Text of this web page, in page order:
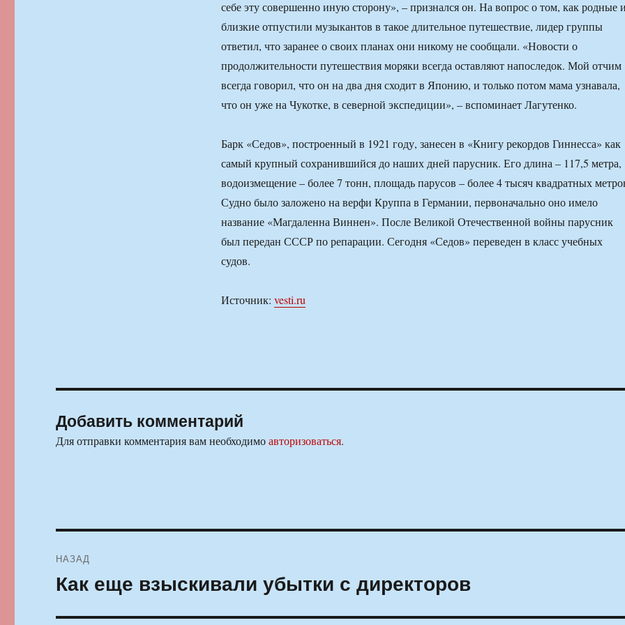
себе эту совершенно иную сторону», – признался он. На вопрос о том, как родные
близкие отпустили музыкантов в такое длительное путешествие, лидер группы
ответил, что заранее о своих планах они никому не сообщали. «Новости о
продолжительности путешествия моряки всегда оставляют напоследок. Мой отчим
всегда говорил, что он на два дня сходит в Японию, и только потом мама узнавала,
что он уже на Чукотке, в северной экспедиции», – вспоминает Лагутенко.
Барк «Седов», построенный в 1921 году, занесен в «Книгу рекордов Гиннесса» как
самый крупный сохранившийся до наших дней парусник. Его длина – 117,5 метра,
водоизмещение – более 7 тонн, площадь парусов – более 4 тысяч квадратных
Судно было заложено на верфи Круппа в Германии, первоначально оно имело
название «Магдаленна Виннен». После Великой Отечественной войны парусник
был передан СССР по репарации. Сегодня «Седов» переведен в класс учебных
судов.
Источник: vesti.ru
Добавить комментарий
Для отправки комментария вам необходимоавторизоваться.
по
НАЗАД
Предыдущая
Как еще взыскивали убытки с директоров